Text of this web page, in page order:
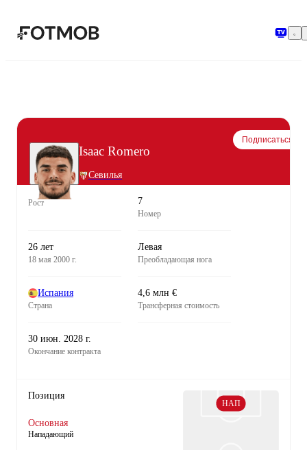
Isaac Romero
Севилья
Подписаться
Рост 7
Номер
26 лет
18 мая 2000 г.
Левая
Преобладающая нога
Испания
Страна
4,6 млн €
Трансферная стоимость
30 июн. 2028 г.
Окончание контракта
Позиция
Основная
Нападающий
НАП